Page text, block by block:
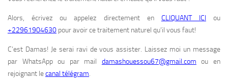
Alors, écrivez ou appelez directement en CLIQUANT ICI ou
+22961904630 pour avoir ce traitement naturel qu’il vous faut!
C’est Damas! Je serai ravi de vous assister. Laissez moi un message
par WhatsApp ou par mail damashouessou67@gmail.com ou en
rejoignant lecanal télégram.